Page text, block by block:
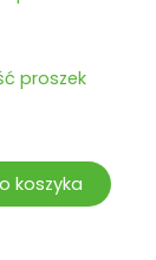
proszek
koszyka